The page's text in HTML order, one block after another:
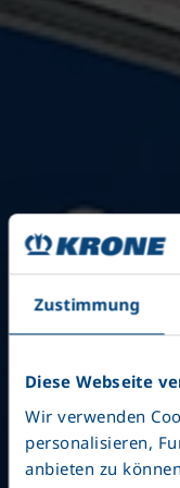
Zustimmung
Diese Webseite
Wir verwenden
personalisieren,
anbieten zu